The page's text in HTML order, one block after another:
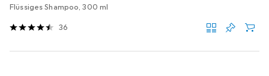
Flüssiges Shampoo, 300 ml
36